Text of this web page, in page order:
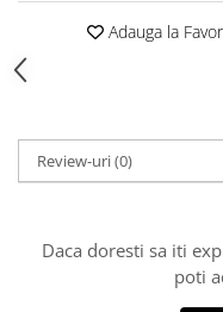
Rulmenti
Tobe esapament
Adauga la
Review-uri(0)
Daca doresti sa iti
poti